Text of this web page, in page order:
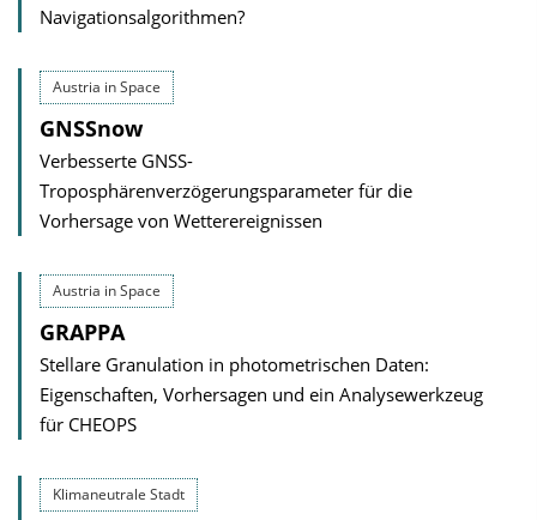
Navigationsalgorithmen?
Austria in Space
GNSSnow
Verbesserte GNSS-
Troposphärenverzögerungsparameter für die
Vorhersage von Wetterereignissen
Austria in Space
GRAPPA
Stellare Granulation in photometrischen Daten:
Eigenschaften, Vorhersagen und ein Analysewerkzeug
für CHEOPS
Klimaneutrale Stadt